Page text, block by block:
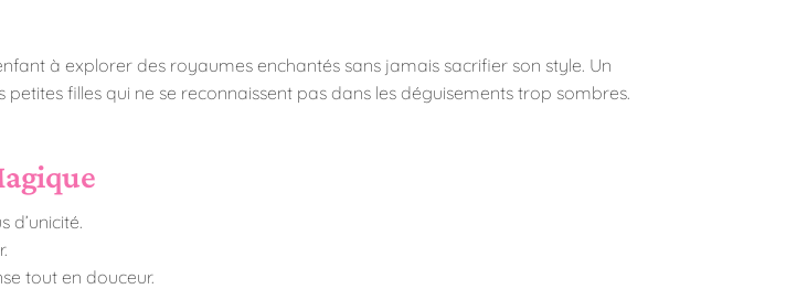
à explorer des royaumes enchantés sans jamais sacrifier son style. Un
filles qui ne se reconnaissent pas dans les déguisements trop sombres.
d’unicité.
tout en douceur.